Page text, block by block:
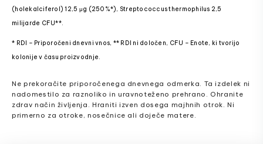
(holekalciferol) 12,5 μg (250%*), Streptococcus thermophilus 2,5
milijarde CFU**.
* RDI – Priporočeni dnevni vnos, ** RDI ni določen, CFU – Enote, ki tvorijo
kolonije v času proizvodnje.
Ne prekoračite priporočenega dnevnega odmerka. Ta izdelek ni
nadomestilo za raznoliko in uravnoteženo prehrano. Ohranite
zdrav način življenja. Hraniti izven dosega majhnih otrok. Ni
primerno za otroke, nosečnice ali doječe matere.